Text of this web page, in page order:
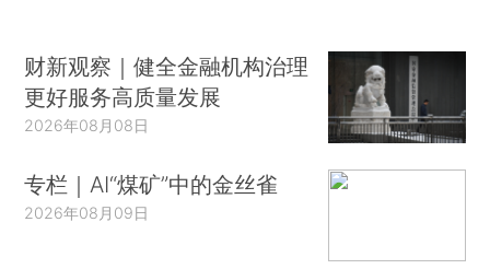
财新观察｜健全金融机构治理
更好服务高质量发展
2026年08月08日
专栏｜AI“煤矿”中的金丝雀
2026年08月09日